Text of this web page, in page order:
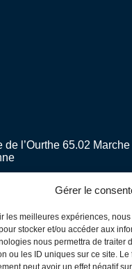
Gérer le
les meilleures expériences,
stocker et/ou accéder aux
nous permettra de traiter
ou les ID uniques sur ce site.
peut avoir un effet négatif
de l’Ourthe 65.02 Marche